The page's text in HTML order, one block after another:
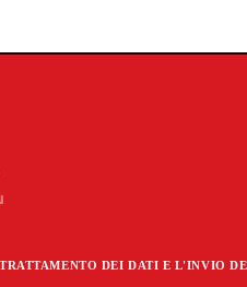
DEI DATI E L'INVIO